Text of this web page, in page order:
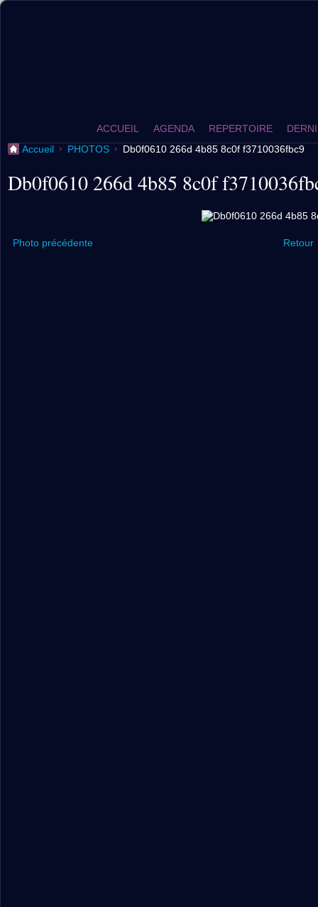
ACCUEIL AGENDA REPERTOIRE
Accueil
PHOTOS Db0f0610 266d 4b85 8c0f f3710036fbc9
Db0f0610 266d 4b85 8c0f
Photo précédente Retour